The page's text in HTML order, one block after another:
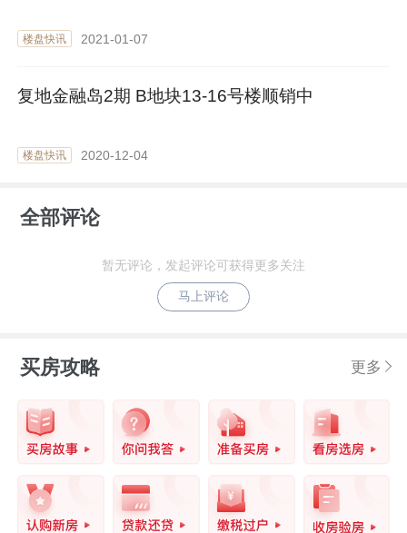
楼盘快讯 2021-01-07
复地金融岛2期 B地块13-16号楼顺销中
楼盘快讯 2020-12-04
全部评论
暂无评论，发起评论可获得更多关注
马上评论
买房攻略 更多